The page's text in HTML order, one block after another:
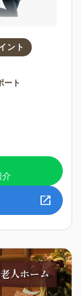
ント
ート